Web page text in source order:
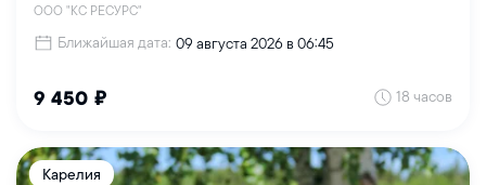
ООО "КС РЕСУРС"
Ближайшая дата: 09 августа 2026 в 06:45
9 450 ₽ 18 часов
Карелия